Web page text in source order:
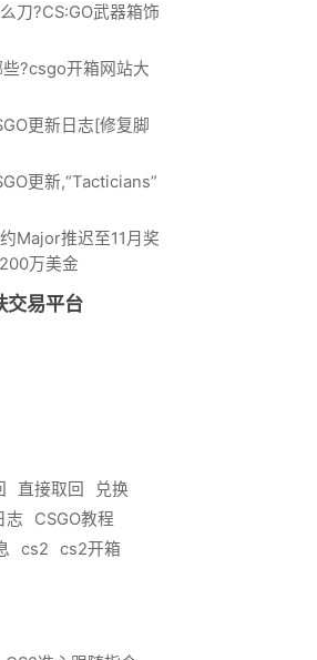
刀?CS:GO武器箱饰
?csgo开箱网站大
更新日志[修复脚
更新,“Tacticians”
Major推迟至11月奖
万美金
交易平台
直接取回
兑换
志
CSGO教程
cs2
cs2开箱